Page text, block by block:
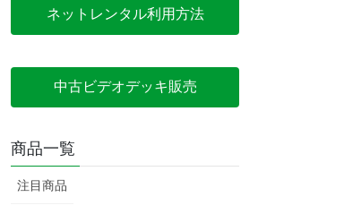
ネットレンタル利用方法
中古ビデオデッキ販売
商品一覧
注目商品